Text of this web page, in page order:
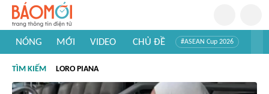
NÓNG MỚI VIDEO CHỦ ĐỀ #ASEAN Cup 2026
#Khám phá thế giới
TÌM KIẾM LORO PIANA